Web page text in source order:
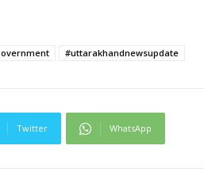
#uttarakhandnewsupdate
Twitter WhatsApp